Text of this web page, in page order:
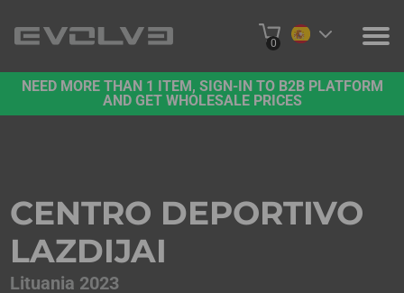
0
PRODUCTOS
PÓNGASE EN CONTACTO CON NOSOTROS
NEED MORE THAN 1 ITEM, SIGN-IN TO B2B PLATFORM
AND GET WHOLESALE PRICES
CENTRO DEPORTIVO
LAZDIJAI
Lituania 2023